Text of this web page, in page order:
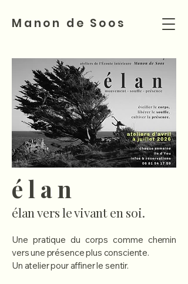
Manon de Soos
é l a n
élan vers le vivant en soi.
Une pratique du corps comme chemin
vers une présence plus consciente.
Un atelier pour affiner le sentir.